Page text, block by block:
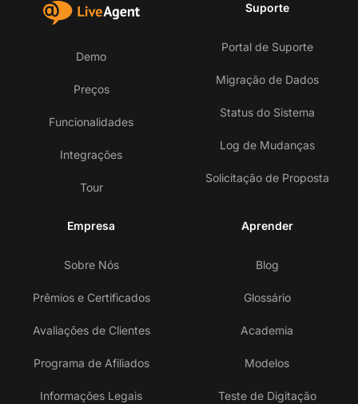
Demo
Preços
Funcionalidades
Integrações
Tour
Suporte
Portal de Suporte
Migração de Dados
Status do Sistema
Log de Mudanças
Solicitação de Proposta
Empresa
Sobre Nós
Prêmios e Certificados
Avaliações de Clientes
Programa de Afiliados
Informações Legais
Aprender
Blog
Glossário
Academia
Modelos
Teste de Digitação